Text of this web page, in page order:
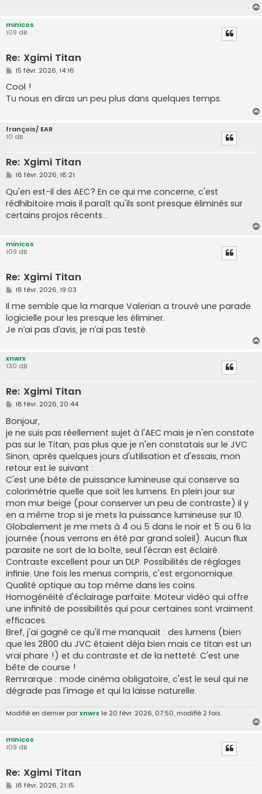
minicos
109 dB
Re: Xgimi Titan
M
s
s
a
15 févr. 2026, 14:16
Cool !
Tu nous en diras un peu plus dans quelques temps.
françois/ EAR
10 dB
Re: Xgimi Titan
M
s
s
a
g
e
18 févr. 2026, 18:21
Qu'en est-il des AEC? En ce qui me concerne, c'est
rédhibitoire mais il paraît qu'ils sont presque éliminés sur
certains projos récents...
minicos
109 dB
Re: Xgimi Titan
M
s
s
a
g
e
18 févr. 2026, 19:03
Il me semble que la marque Valerian a trouvé une parade
logicielle pour les presque les éliminer.
Je n’ai pas d’avis, je n’ai pas testé.
xnwrx
130 dB
Re: Xgimi Titan
M
s
s
a
g
e
18 févr. 2026, 20:44
Bonjour,
je ne suis pas réellement sujet à l'AEC mais je n'en constate
pas sur le Titan, pas plus que je n'en constatais sur le JVC
Sinon, après quelques jours d'utilisation et d'essais, mon
retour est le suivant :
C'est une bête de puissance lumineuse qui conserve sa
colorimétrie quelle que soit les lumens. En plein jour sur
mon mur beige (pour conserver un peu de contraste) il y
en a même trop si je mets la puissance lumineuse sur 10.
Globalement je me mets à 4 ou 5 dans le noir et 5 ou 6 la
journée (nous verrons en été par grand soleil). Aucun flux
parasite ne sort de la boîte, seul l'écran est éclairé.
Contraste excellent pour un DLP. Possibilités de réglages
infinie. Une fois les menus compris, c'est ergonomique.
Qualité optique au top même dans les coins.
Homogénéité d'éclairage parfaite. Moteur vidéo qui offre
une infinité de possibilités qui pour certaines sont vraiment
efficaces.
Bref, j'ai gagné ce qu'il me manquait : des lumens (bien
que les 2800 du JVC étaient déja bien mais ce titan est un
vrai phare !) et du contraste et de la netteté. C'est une
bête de course !
Remrarque : mode cinéma obligatoire, c'est le seul qui ne
dégrade pas l'image et qui la laisse naturelle.
Modifié en dernier parxnwrx le 20 févr. 2026, 07:50, modifié 2 fois.
minicos
109 dB
Re: Xgimi Titan
M
18 févr. 2026, 21:15